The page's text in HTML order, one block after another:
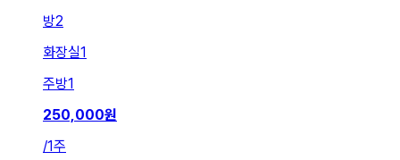
방2
화장실1
주방1
250,000원
/1주